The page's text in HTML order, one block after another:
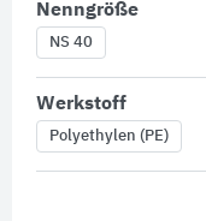
Nenngröße
NS 40
Werkstoff
Polyethylen (PE)